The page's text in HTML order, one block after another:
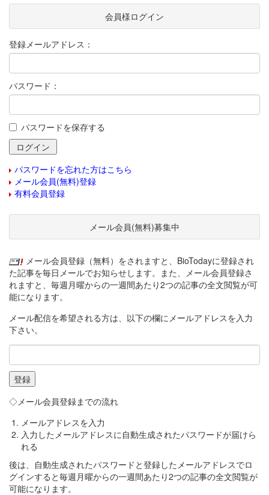
会員様ログイン
登録メールアドレス：
パスワード：
パスワードを保存する
パスワードを忘れた方はこちら
メール会員(無料)登録
有料会員登録
メール会員(無料)募集中
メール会員登録（無料）をされますと、BioTodayに登録され
た記事を毎日メールでお知らせします。また、メール会員登録さ
れますと、毎週月曜からの一週間あたり2つの記事の全文閲覧が可
能になります。
メール配信を希望される方は、以下の欄にメールアドレスを入力
下さい。
◇メール会員登録までの流れ
メールアドレスを入力
入力したメールアドレスに自動生成されたパスワードが届けら
れる
後は、自動生成されたパスワードと登録したメールアドレスでロ
グインすると毎週月曜からの一週間あたり2つの記事の全文閲覧が
可能になります。